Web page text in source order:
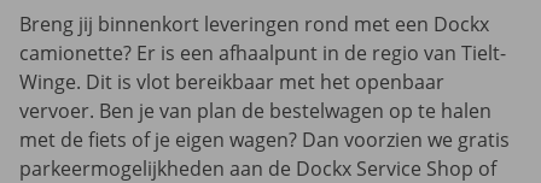
Breng jij binnenkort leveringen rond met een Dockx
camionette? Er is een afhaalpunt in de regio van Tielt-
Winge. Dit is vlot bereikbaar met het openbaar
vervoer. Ben je van plan de bestelwagen op te halen
met de fiets of je eigen wagen? Dan voorzien we gratis
parkeermogelijkheden aan de Dockx Service Shop of